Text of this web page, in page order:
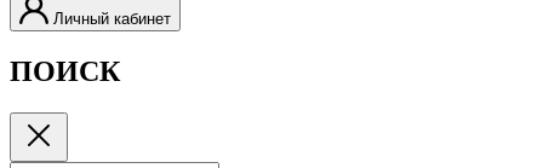
Личный кабинет
ПОИСК